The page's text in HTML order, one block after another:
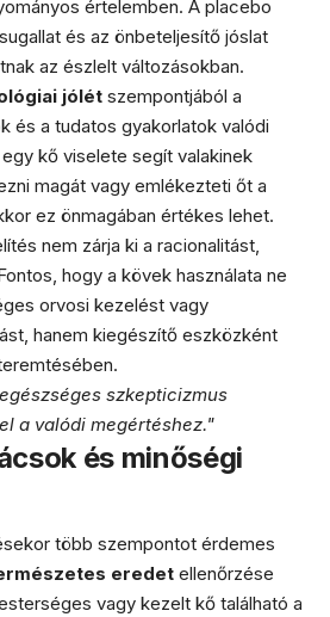
értelemben. A placebo
és az önbeteljesítő jóslat
az észlelt változásokban.
jólét szempontjából a
és a tudatos gyakorlatok valódi
kő viselete segít valakinek
magát vagy emlékezteti őt a
ez önmagában értékes lehet.
nem zárja ki a racionalitást,
hogy a kövek használata ne
orvosi kezelést vagy
hanem kiegészítő eszközként
szkepticizmus
a valódi megértéshez."
és minőségi
több szempontot érdemes
eredet ellenőrzése
vagy kezelt kő található a